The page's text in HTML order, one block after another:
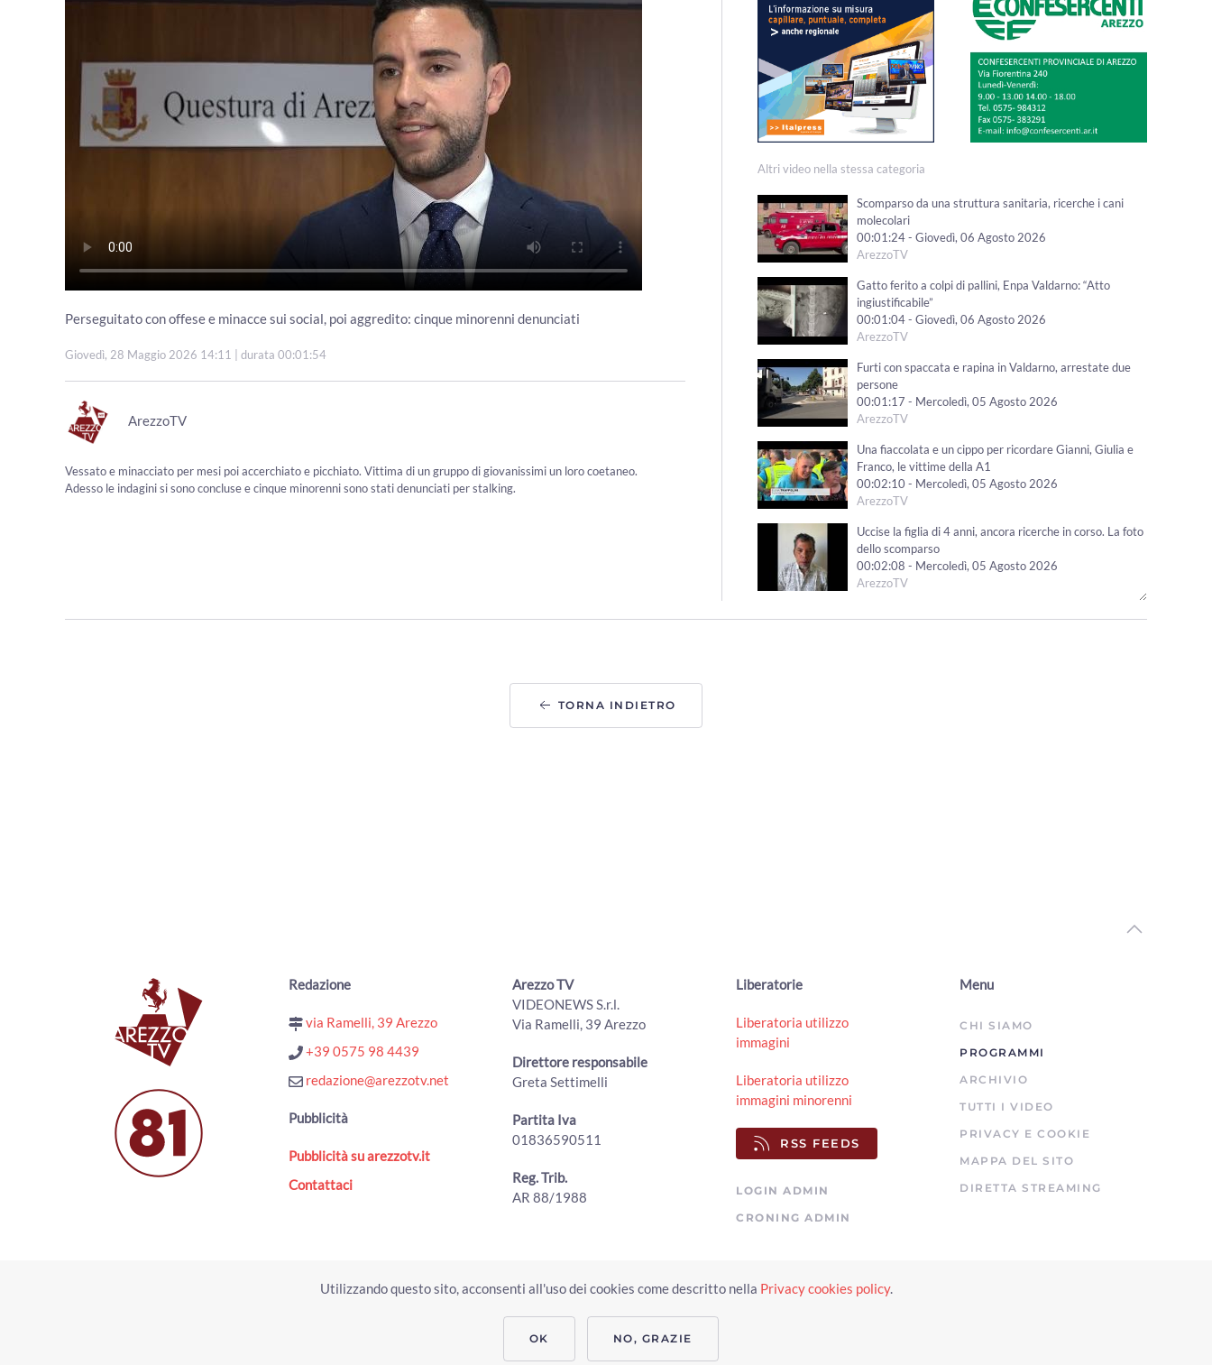
Perseguitato con offese e minacce sui social, poi aggredito: cinque minorenni denunciati
Giovedì, 28 Maggio 2026 14:11 | durata 00:01:54
ArezzoTV
Vessato e minacciato per mesi poi accerchiato e picchiato. Vittima di un gruppo di giovanissimi un loro coetaneo.
Adesso le indagini si sono concluse e cinque minorenni sono stati denunciati per stalking.
Altri video nella stessa categoria
Scomparso da una struttura sanitaria, ricerche i cani
molecolari
00:01:24 - Giovedì, 06 Agosto 2026
ArezzoTV
Gatto ferito a colpi di pallini, Enpa Valdarno: “Atto
ingiustificabile”
00:01:04 - Giovedì, 06 Agosto 2026
ArezzoTV
Furti con spaccata e rapina in Valdarno, arrestate due
persone
00:01:17 - Mercoledì, 05 Agosto 2026
ArezzoTV
Una fiaccolata e un cippo per ricordare Gianni, Giulia e
Franco, le vittime della A1
00:02:10 - Mercoledì, 05 Agosto 2026
ArezzoTV
Uccise la figlia di 4 anni, ancora ricerche in corso. La foto
dello scomparso
00:02:08 - Mercoledì, 05 Agosto 2026
ArezzoTV
00:03:45 - Lunedì, 03 Agosto 2026
Si rifugia in un bar per sfuggire al compagno violento:
00:01:10 - Lunedì, 03 Agosto 2026
Esodo estivo, weekend da bollino nero. Torna il Piano
00:02:49 - Sabato, 01 Agosto 2026
ArezzoTV
Quindicenne fa arrestare i “finti Carabinieri” che
a porta: vittima anche ad Arezzo
TORNA INDIETRO
Redazione
via Ramelli, 39 Arezzo
+39 0575 98 4439
redazione@arezzotv.net
Pubblicità
Pubblicità su arezzotv.it
Contattaci
Arezzo TV
VIDEONEWS S.r.l.
Via Ramelli, 39 Arezzo
Direttore responsabile
Greta Settimelli
Partita Iva
01836590511
Reg. Trib.
AR 88/1988
Liberatorie
Liberatoria utilizzo
immagini
Liberatoria utilizzo
immagini minorenni
RSS FEEDS
LOGIN ADMIN
CRONING ADMIN
Menu
CHI SIAMO
PROGRAMMI
ARCHIVIO
TUTTI I VIDEO
PRIVACY E COOKIE
MAPPA DEL SITO
DIRETTA STREAMING
Realizzato da Click & Fly Arezzo 2023
Soluzioni web video fotografia drone
Utilizzando questo sito, acconsenti all'uso dei cookies come descritto nella Privacy cookies policy.
OK NO, GRAZIE